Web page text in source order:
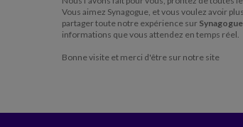
Vous aimez Synagogue, et vous voulez avoir
partager toute notre expérience sur Synagogue
informations que vous attendez en temps réel.
Bonne visite et merci d'être sur notre site